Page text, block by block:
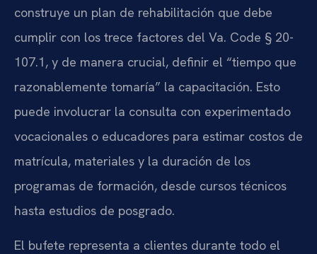
construye un plan de rehabilitación que debe
cumplir con los trece factores del Va. Code § 20-
107.1, y de manera crucial, definir el “tiempo que
razonablemente tomaría” la capacitación. Esto
puede involucrar la consulta con experimentado
vocacionales o educadores para estimar costos de
matrícula, materiales y la duración de los
programas de formación, desde cursos técnicos
hasta estudios de posgrado.
El bufete representa a clientes durante todo el